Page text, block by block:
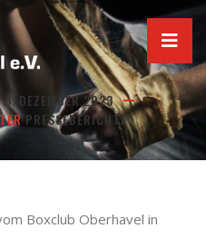
3. DEZEMBER 2023
PRESSEBERICHTE
Boxclub Oberhavel in